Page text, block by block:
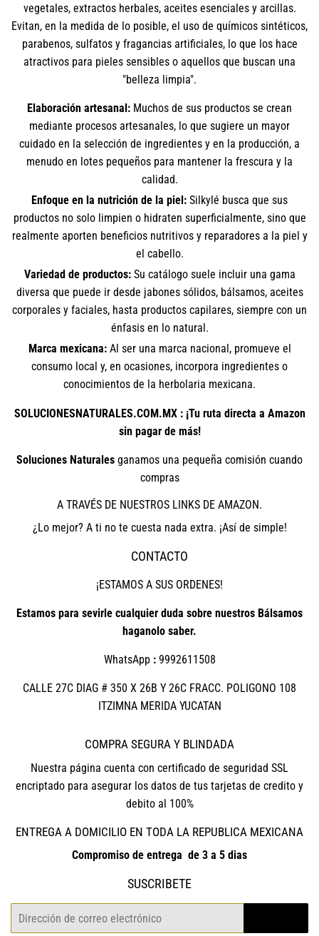
vegetales, extractos herbales, aceites esenciales y arcillas.
Evitan, en la medida de lo posible, el uso de químicos sintéticos,
parabenos, sulfatos y fragancias artificiales, lo que los hace
atractivos para pieles sensibles o aquellos que buscan una
"belleza limpia".
Elaboración artesanal: Muchos de sus productos se crean
mediante procesos artesanales, lo que sugiere un mayor
cuidado en la selección de ingredientes y en la producción, a
menudo en lotes pequeños para mantener la frescura y la
calidad.
Enfoque en la nutrición de la piel: Silkylé busca que sus
productos no solo limpien o hidraten superficialmente, sino que
realmente aporten beneficios nutritivos y reparadores a la piel y
el cabello.
Variedad de productos:Su catálogo suele incluir una gama
diversa que puede ir desde jabones sólidos, bálsamos, aceites
corporales y faciales, hasta productos capilares, siempre con un
énfasis en lo natural.
Marca mexicana:Al ser una marca nacional, promueve el
consumo local y, en ocasiones, incorpora ingredientes o
conocimientos de la herbolaria mexicana.
SOLUCIONESNATURALES.COM.MX : ¡Tu ruta directa a Amazon
sin pagar de más!
Soluciones Naturales ganamos una pequeña comisión cuando
compras
A TRAVÉS DE NUESTROS LINKS DE AMAZON.
¿Lo mejor? A ti no te cuesta nada extra. ¡Así de simple!
CONTACTO
¡ESTAMOS A SUS ORDENES!
Estamos para sevirle cualquier duda sobre nuestros Bálsamos
haganolo saber.
WhatsApp : 9992611508
CALLE 27C DIAG # 350 X 26B Y 26C FRACC. POLIGONO 108
ITZIMNA MERIDA YUCATAN
COMPRA SEGURA Y BLINDADA
Nuestra página cuenta con certificado de seguridad SSL
encriptado para asegurar los datos de tus tarjetas de credito y
debito al 100%
ENTREGA A DOMICILIO EN TODA LA REPUBLICA MEXICANA
Compromiso de entrega de 3 a 5 dias
SUSCRIBETE
Correo